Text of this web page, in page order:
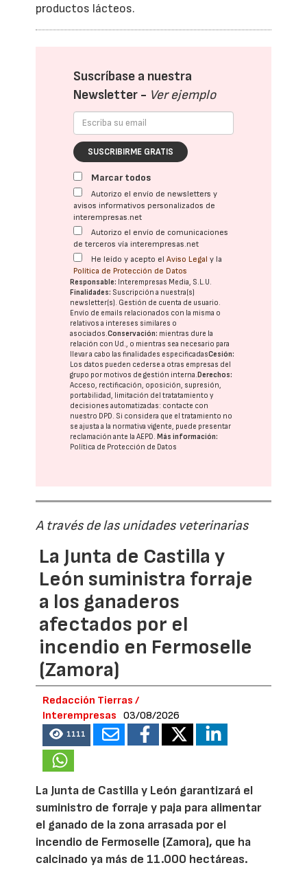
productos lácteos.
Suscríbase a nuestra
Newsletter - Ver ejemplo
SUSCRIBIRME GRATIS
Marcar todos
Autorizo el envío de newsletters y
avisos informativos personalizados de
interempresas.net
Autorizo el envío de comunicaciones
de terceros vía interempresas.net
He leído y acepto elAviso Legal y la
Política de Protección de Datos
Responsable: Interempresas Media, S.L.U.
Finalidades: Suscripción a nuestra(s)
newsletter(s). Gestión de cuenta de usuario.
Envío de emails relacionados con la misma o
relativos a intereses similares o
asociados.Conservación: mientras dure la
relación con Ud., o mientras sea necesario para
llevar a cabo las finalidades especificadasCesión:
Los datos pueden cederse a otras empresas del
grupo por motivos de gestión interna.Derechos:
Acceso, rectificación, oposición, supresión,
portabilidad, limitación del tratatamiento y
decisiones automatizadas: contacte con
nuestro DPD. Si considera que el tratamiento no
se ajusta a la normativa vigente, puede presentar
reclamación ante laAEPD.Más información:
Política de Protección de Datos
A través de las unidades veterinarias
La Junta de Castilla y
León suministra forraje
a los ganaderos
afectados por el
incendio en Fermoselle
(Zamora)
Redacción Tierras /
Interempresas
03/08/2026
1111
La Junta de Castilla y León garantizará el
suministro de forraje y paja para alimentar
el ganado de la zona arrasada por el
incendio de Fermoselle (Zamora), que ha
calcinado ya más de 11.000 hectáreas.